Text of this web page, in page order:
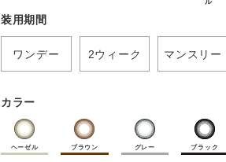
ル
装用期間
ワンデー 2ウィーク マンスリー
カラー
ヘーゼル ブラウン グレー ブラック